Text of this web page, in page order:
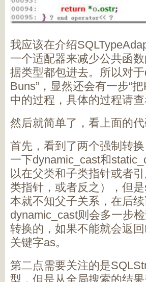
我应该在介绍
一个适配器来减少公共函
据类型都包进去。所以对
Buns”，显然还会有一步“
中的过程，具体的过程请查
然后就简单了，看上面的代
首先，看到了两个强制转
一下dynamic_cast和
以在父类和子类指针或者
类指针，或者反之），但
本就不知父子关系，在后
dynamic_cast则会多一步
转换的，如果不能就会返
关键字as。
第二点需要关注的是
型，但是从全局搜索的结